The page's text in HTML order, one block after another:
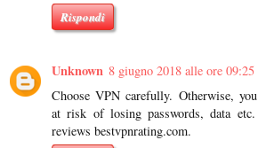
Rispondi
Unknown 8 giugno 2018 alle ore 09:25
Choose VPN carefully. Otherwise,
at risk of losing passwords, data
reviews bestvpnrating.com.